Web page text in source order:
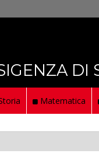
DI
Matematica